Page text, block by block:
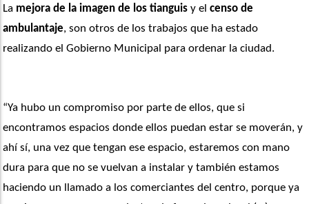
La mejora de la imagen de los tianguis y el censo de
ambulantaje, son otros de los trabajos que ha estado
realizando el Gobierno Municipal para ordenar la ciudad.
“Ya hubo un compromiso por parte de ellos, que si
encontramos espacios donde ellos puedan estar se moverán, y
ahí sí, una vez que tengan ese espacio, estaremos con mano
dura para que no se vuelvan a instalar y también estamos
haciendo un llamado a los comerciantes del centro, porque ya